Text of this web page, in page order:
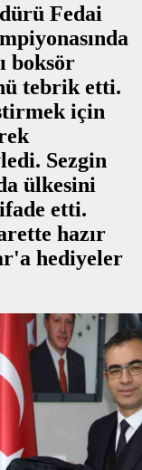
Fedai
boksör
tebrik etti.
için
Sezgin
ülkesini
etti.
hazır
hediyeler